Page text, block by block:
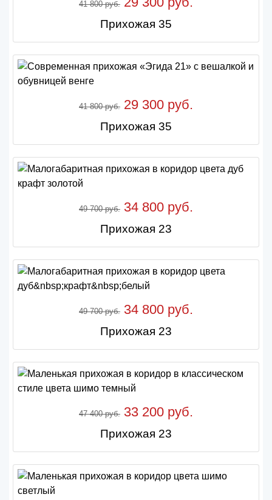
41 800 руб.
Прихожая 35
41 800 руб. 29 300 руб.
Прихожая 35
49 700 руб. 34 800 руб.
Прихожая 23
49 700 руб. 34 800 руб.
Прихожая 23
47 400 руб. 33 200 руб.
Прихожая 23